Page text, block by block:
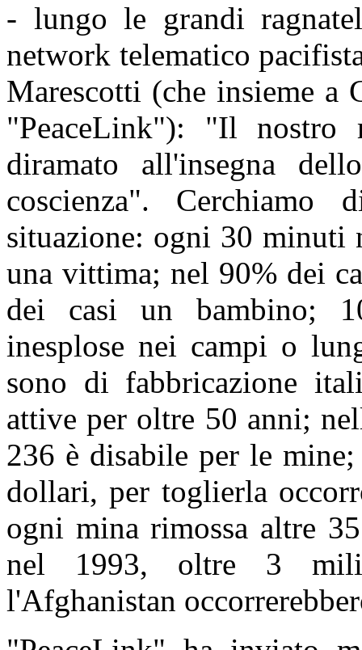
- lungo le grandi
network telematico
Marescotti (che insieme a
"PeaceLink"): "Il nostro
diramato all'insegna
coscienza".
situazione: ogni 30 minuti
una vittima; nel 90% dei
dei casi un bambino;
inesplose nei campi o
sono di fabbricazione
attive per oltre 50 anni;
236 è disabile per le
dollari, per toglierla
ogni mina rimossa altre
nel 1993, oltre 3
l'Afghanistan